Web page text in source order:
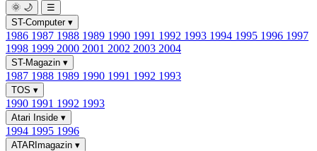
🌞 🌙
☰
ST-Computer ▾
1986 1987 1988 1989 1990 1991 1992 1993 1994 1995 1996 1997
1998 1999 2000 2001 2002 2003 2004
ST-Magazin ▾
1987 1988 1989 1990 1991 1992 1993
TOS ▾
1990 1991 1992 1993
Atari Inside ▾
1994 1995 1996
ATARImagazin ▾